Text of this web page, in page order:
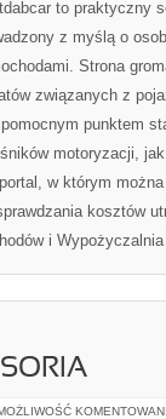
to praktyczny
z myślą o
Strona
związanych z
punktem
motoryzacji,
w którym
kosztów
i